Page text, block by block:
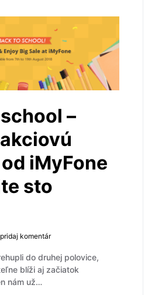
–
iMyFone
sto
pridaj komentár
do druhej polovice,
blíži aj začiatok
nám už…